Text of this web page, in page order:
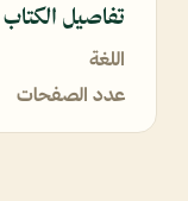
تفاصيل الكتاب
اللغة
عدد الصفحات